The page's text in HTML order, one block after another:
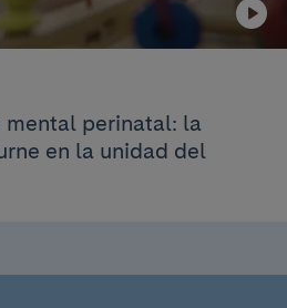
perinatal: la
en la unidad del